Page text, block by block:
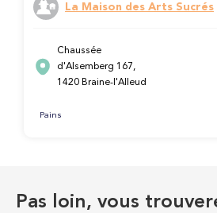
La Maison des Arts Sucrés
Chaussée
d'Alsemberg 167,
1420 Braine-l'Alleud
Pains
Pas loin, vous